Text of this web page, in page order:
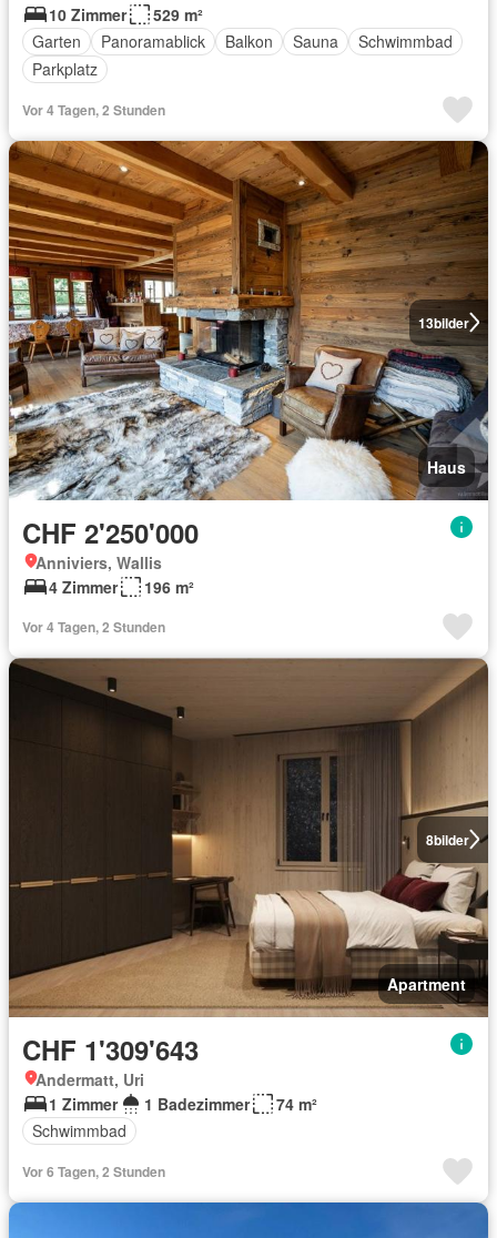
10 Zimmer
529 m²
Garten
Panoramablick Balkon Sauna
Schwimmbad
Parkplatz
Vor 4 Tagen, 2 Stunden
13bilder
Haus
CHF 2'250'000
Anniviers, Wallis
4 Zimmer
196 m²
Vor 4 Tagen, 2 Stunden
8bilder
Apartment
CHF 1'309'643
Andermatt, Uri
1 Zimmer
1 Badezimmer
74 m²
Schwimmbad
Vor 6 Tagen, 2 Stunden